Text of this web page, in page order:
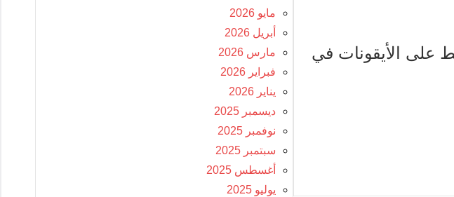
على الأيقونات في
مايو 2026
أبريل 2026
مارس 2026
فبراير 2026
يناير 2026
ديسمبر 2025
نوفمبر 2025
سبتمبر 2025
أغسطس 2025
يوليو 2025